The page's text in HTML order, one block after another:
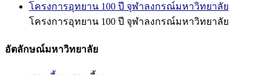
โครงการอุทยาน 100 ปี จุฬาลงกรณ์มหาวิทยาลัย
โครงการอุทยาน 100 ปี จุฬาลงกรณ์มหาวิทยาลัย
อัตลักษณ์มหาวิทยาลัย